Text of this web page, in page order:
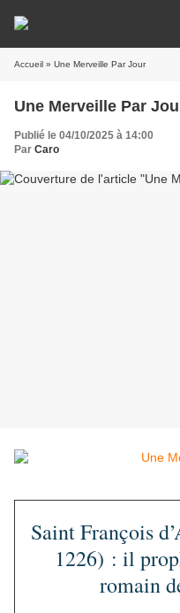
Accueil » Une Merveille Par Jour
Une Merveille Par
Publié le 04/10/2025 à 14:00
Par Caro
Saint François
1226) : il
romain